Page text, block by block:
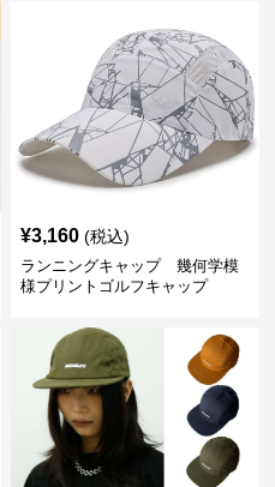
¥3,160 (税込)
ランニングキャップ 幾何学模
様プリントゴルフキャップ